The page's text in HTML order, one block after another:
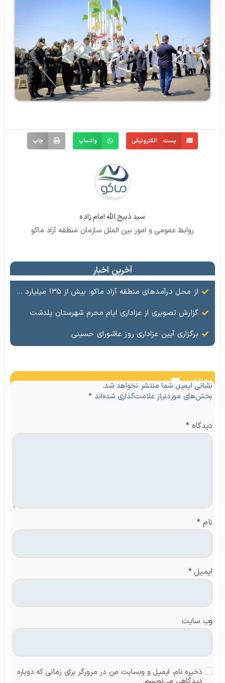
پست الکترونیکی واتساپ چاپ
سید ذبیح الله امام زاده
روابط عمومی و امور بین الملل سازمان منطقه آزاد ماکو
آخرین اخبار
از محل درآمدهای منطقه آزاد ماکو: بیش از ۱۳۵ میلیارد ریال در حوزه سلامت و بهداشت و درمان هزینه شد
گزارش تصویری از عزاداری ایام محرم شهرستان پلدشت
برگزاری آیین عزاداری روز عاشورای حسینی
نظرات
نشانی ایمیل شما منتشر نخواهد شد.
بخش‌های موردنیاز علامت‌گذاری شده‌اند*
دیدگاه*
نام *
ایمیل*
وب‌ سایت
ذخیره نام، ایمیل و وبسایت من در مرورگر برای زمانی که دوباره